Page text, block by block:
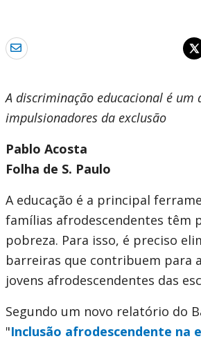
A discriminação educacional é um
impulsionadores da exclusão
Pablo Acosta
Folha de S. Paulo
A educação é a principal
famílias afrodescendentes têm
pobreza. Para isso, é preciso
barreiras que contribuem para
jovens afrodescendentes das
Segundo um novo relatório do
"Inclusão afrodescendente na